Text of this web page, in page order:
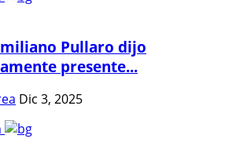
Pullaro dijo
presente...
Dic 3, 2025